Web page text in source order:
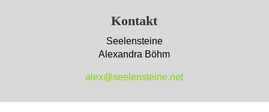
Kontakt
Seelensteine
Alexandra Böhm
alex@seelensteine.net